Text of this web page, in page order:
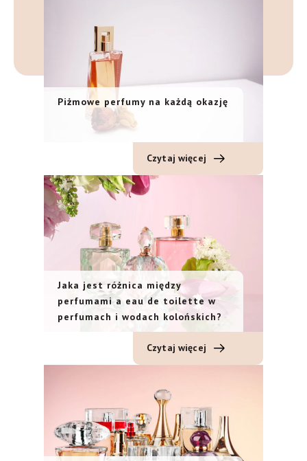
Piżmowe perfumy na każdą okazję
Czytaj więcej
Jaka jest różnica między
perfumami a eau de toilette w
perfumach i wodach kolońskich?
Czytaj więcej